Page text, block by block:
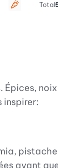
Total
inspirer:
avant